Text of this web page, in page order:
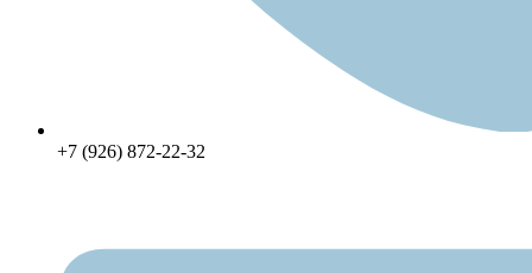
+7 (926) 872-22-32